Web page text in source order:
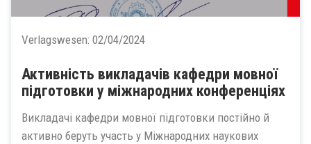
Verlagswesen: 02/04/2024
Активність викладачів кафедри мовної
підготовки у міжнародних конференціях
Викладачі кафедри мовної підготовки постійно й
активно беруть участь у Міжнародних наукових